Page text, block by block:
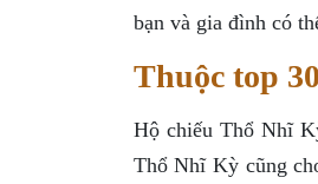
bạn và gia đình có
Thuộc top
Hộ chiếu Thổ Nhĩ
Thổ Nhĩ Kỳ cũng